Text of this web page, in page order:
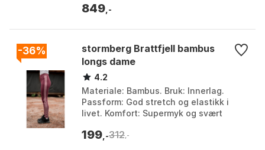
849 ,-
-36%
stormberg Brattfjell bambus
longs dame
4.2
Materiale: Bambus. Bruk: Innerlag.
Passform: God stretch og elastikk i
livet. Komfort: Supermyk og svært
Størrelse: M, S, ...
199 ,-312 ,-